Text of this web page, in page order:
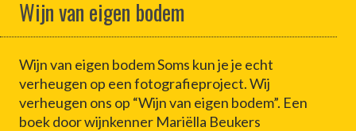
Wijn van eigen bodem
Wijn van eigen bodem Soms kun je je echt
verheugen op een fotografieproject. Wij
verheugen ons op “Wijn van eigen bodem”. Een
boek door wijnkenner Mariëlla Beukers